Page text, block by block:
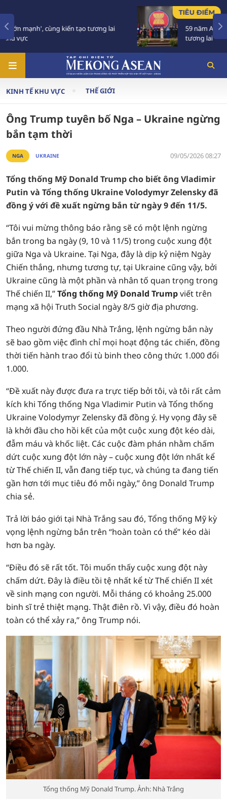
59 năm ASEAN: Giữ vững đoàn kết, định hình
KINH TẾ KHU VỰC THẾ GIỚI
Ông Trump tuyên bố Nga – Ukraine ngừng
bắn tạm thời
NGA UKRAINE 09/05/2026 08:27
Tổng thống Mỹ Donald Trump cho biết ông Vladimir
Putin và Tổng thống Ukraine Volodymyr Zelensky đã
đồng ý với đề xuất ngừng bắn từ ngày 9 đến 11/5.
“Tôi vui mừng thông báo rằng sẽ có một lệnh ngừng
bắn trong ba ngày (9, 10 và 11/5) trong cuộc xung đột
giữa Nga và Ukraine. Tại Nga, đây là dịp kỷ niệm Ngày
Chiến thắng, nhưng tương tự, tại Ukraine cũng vậy, bởi
Ukraine cũng là một phần và nhân tố quan trọng trong
Thế chiến II,”Tổng thống Mỹ Donald Trumpviết trên
mạng xã hội Truth Social ngày 8/5 giờ địa phương.
Theo người đứng đầu Nhà Trắng, lệnh ngừng bắn này
sẽ bao gồm việc đình chỉ mọi hoạt động tác chiến, đồng
thời tiến hành trao đổi tù binh theo công thức 1.000 đổi
1.000.
“Đề xuất này được đưa ra trực tiếp bởi tôi, và tôi rất cảm
kích khi Tổng thống Nga Vladimir Putin và Tổng thống
Ukraine Volodymyr Zelensky đã đồng ý. Hy vọng đây sẽ
là khởi đầu cho hồi kết của một cuộc xung đột kéo dài,
đẫm máu và khốc liệt. Các cuộc đàm phán nhằm chấm
dứt cuộc xung đột lớn này – cuộc xung đột lớn nhất kể
từ Thế chiến II, vẫn đang tiếp tục, và chúng ta đang tiến
gần hơn tới mục tiêu đó mỗi ngày,” ông Donald Trump
chia sẻ.
Trả lời báo giới tại Nhà Trắng sau đó, Tổng thống Mỹ kỳ
vọng lệnh ngừng bắn trên “hoàn toàn có thể” kéo dài
hơn ba ngày.
“Điều đó sẽ rất tốt. Tôi muốn thấy cuộc xung đột này
chấm dứt. Đây là điều tồi tệ nhất kể từ Thế chiến II xét
về sinh mạng con người. Mỗi tháng có khoảng 25.000
binh sĩ trẻ thiệt mạng. Thật điên rồ. Vì vậy, điều đó hoàn
toàn có thể xảy ra,” ông Trump nói.
Tổng thống Mỹ Donald Trump. Ảnh: Nhà Trắng